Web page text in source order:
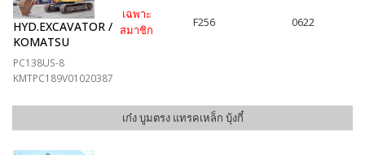
HYD.EXCAVATOR /
KOMATSU
PC138US-8
KMTPC189V01020387
เฉพาะ
สมาชิก
F256 0622
เก๋ง บูมตรง แทรคเหล็ก บุ้งกี๋